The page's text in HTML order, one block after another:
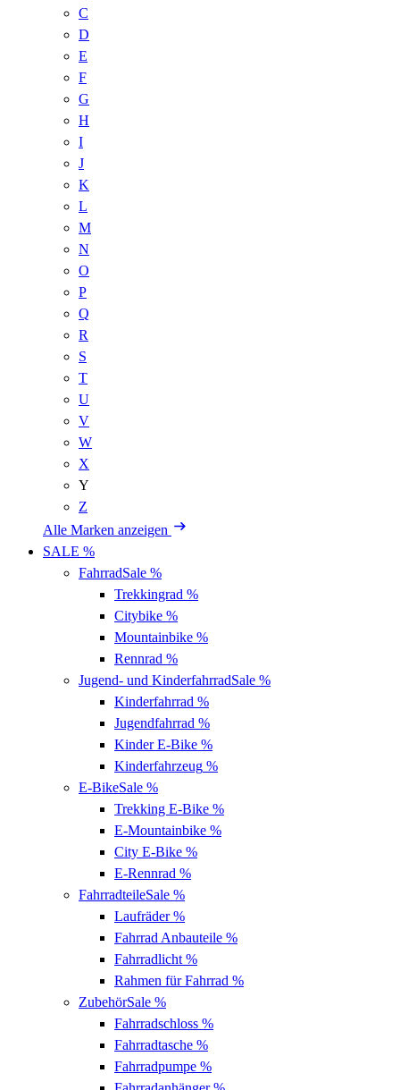
C
D
E
F
G
H
I
J
K
L
M
N
O
P
Q
R
S
T
U
V
W
X
Y
Z
Alle Marken anzeigen
SALE %
FahrradSale %
Trekkingrad %
Citybike %
Mountainbike %
Rennrad %
Jugend- und KinderfahrradSale %
Kinderfahrrad %
Jugendfahrrad %
Kinder E-Bike %
Kinderfahrzeug %
E-BikeSale %
Trekking E-Bike %
E-Mountainbike %
City E-Bike %
E-Rennrad %
FahrradteileSale %
Laufräder%
Fahrrad Anbauteile %
Fahrradlicht %
Rahmen für Fahrrad %
ZubehörSale %
Fahrradschloss %
Fahrradtasche %
Fahrradpumpe %